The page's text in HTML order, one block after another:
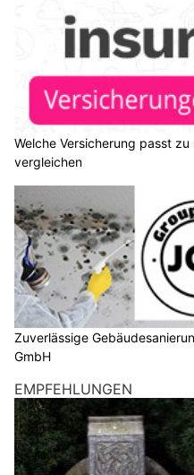
Welche Versicherung passt
vergleichen
Zuverlässige
GmbH
EMPFEHLUNGEN